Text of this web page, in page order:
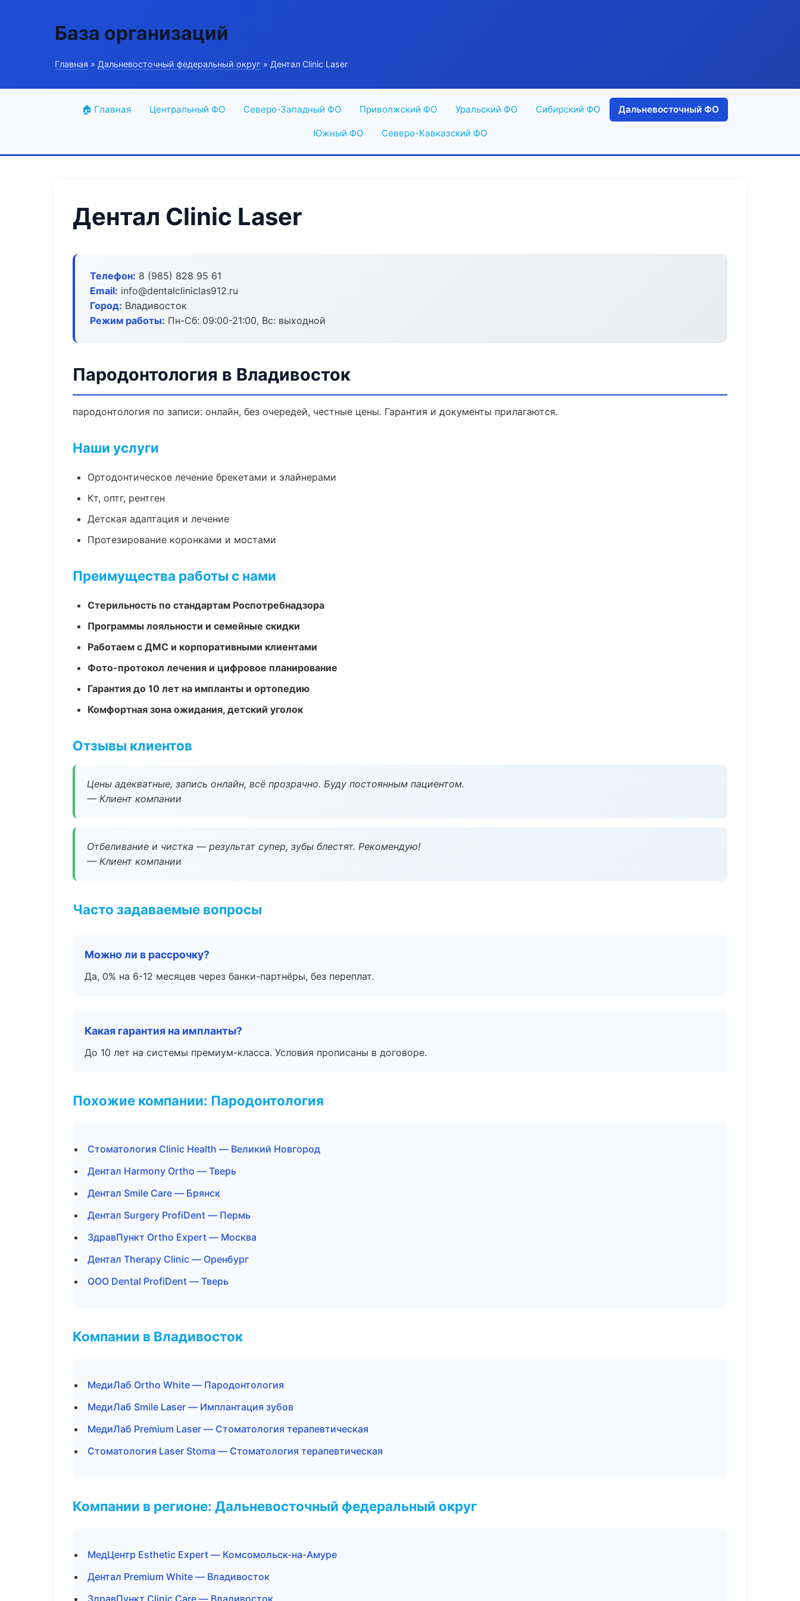
База организаций
Главная » Дальневосточный федеральный округ » Дентал Clinic Laser
🏠 Главная Центральный ФО Северо-Западный ФО Приволжский ФО Уральский ФО Сибирский ФО Дальневосточный ФО
Южный ФО Северо-Кавказский ФО
Дентал Clinic Laser
Телефон: 8 (985) 828 95 61
Email: info@dentalcliniclas912.ru
Город: Владивосток
Режим работы: Пн-Сб: 09:00-21:00, Вс: выходной
Пародонтология в Владивосток
пародонтология по записи: онлайн, без очередей, честные цены. Гарантия и документы прилагаются.
Наши услуги
Ортодонтическое лечение брекетами и элайнерами
Кт, оптг, рентген
Детская адаптация и лечение
Протезирование коронками и мостами
Преимущества работы с нами
Стерильность по стандартам Роспотребнадзора
Программы лояльности и семейные скидки
Работаем с ДМС и корпоративными клиентами
Фото-протокол лечения и цифровое планирование
Гарантия до 10 лет на импланты и ортопедию
Комфортная зона ожидания, детский уголок
Отзывы клиентов
Цены адекватные, запись онлайн, всё прозрачно. Буду постоянным пациентом.
— Клиент компании
Отбеливание и чистка — результат супер, зубы блестят. Рекомендую!
— Клиент компании
Часто задаваемые вопросы
Можно ли в рассрочку?
Да, 0% на 6-12 месяцев через банки-партнёры, без переплат.
Какая гарантия на импланты?
До 10 лет на системы премиум-класса. Условия прописаны в договоре.
Похожие компании: Пародонтология
Стоматология Clinic Health — Великий Новгород
Дентал Harmony Ortho — Тверь
Дентал Smile Care — Брянск
Дентал Surgery ProfiDent — Пермь
ЗдравПункт Ortho Expert — Москва
Дентал Therapy Clinic — Оренбург
ООО Dental ProfiDent — Тверь
Компании в Владивосток
МедиЛаб Ortho White — Пародонтология
МедиЛаб Smile Laser — Имплантация зубов
МедиЛаб Premium Laser — Стоматология терапевтическая
Стоматология Laser Stoma — Стоматология терапевтическая
Компании в регионе: Дальневосточный федеральный округ
МедЦентр Esthetic Expert — Комсомольск-на-Амуре
Дентал Premium White — Владивосток
ЗдравПункт Clinic Care — Владивосток